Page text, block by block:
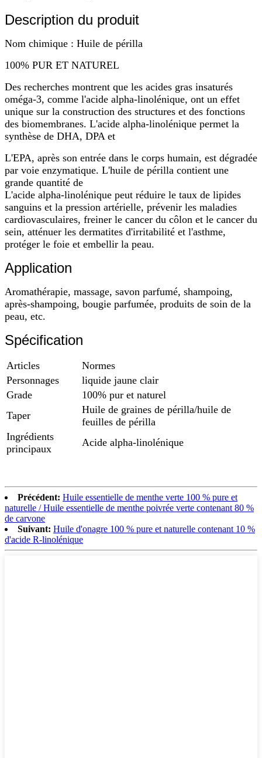
Description du produit
Nom chimique : Huile de périlla
100% PUR ET NATUREL
Des recherches montrent que les acides gras insaturés
oméga-3, comme l'acide alpha-linolénique, ont un effet
unique sur la construction des structures et des fonctions
des biomembranes. L'acide alpha-linolénique permet la
synthèse de DHA, DPA et
L'EPA, après son entrée dans le corps humain, est dégradée
par voie enzymatique. L'huile de périlla contient une
grande quantité de
L'acide alpha-linolénique peut réduire le taux de lipides
sanguins et la pression artérielle, prévenir les maladies
cardiovasculaires, freiner le cancer du côlon et le cancer du
sein, atténuer les dermatites d'irritabilité et l'asthme,
protéger le foie et embellir la peau.
Application
Aromathérapie, massage, savon parfumé, shampoing,
après-shampoing, bougie parfumée, produits de soin de la
peau, etc.
Spécification
Articles
Normes
Personnages
liquide jaune clair
Grade
100% pur et naturel
Taper
Huile de graines de périlla/huile de
feuilles de périlla
Ingrédients
principaux
Acide alpha-linolénique
Précédent: Huile essentielle de menthe verte 100 % pure et
naturelle / Huile essentielle de menthe poivrée verte contenant 80 %
de carvone
Suivant: Huile d'onagre 100 % pure et naturelle contenant 10 %
d'acide R-linolénique